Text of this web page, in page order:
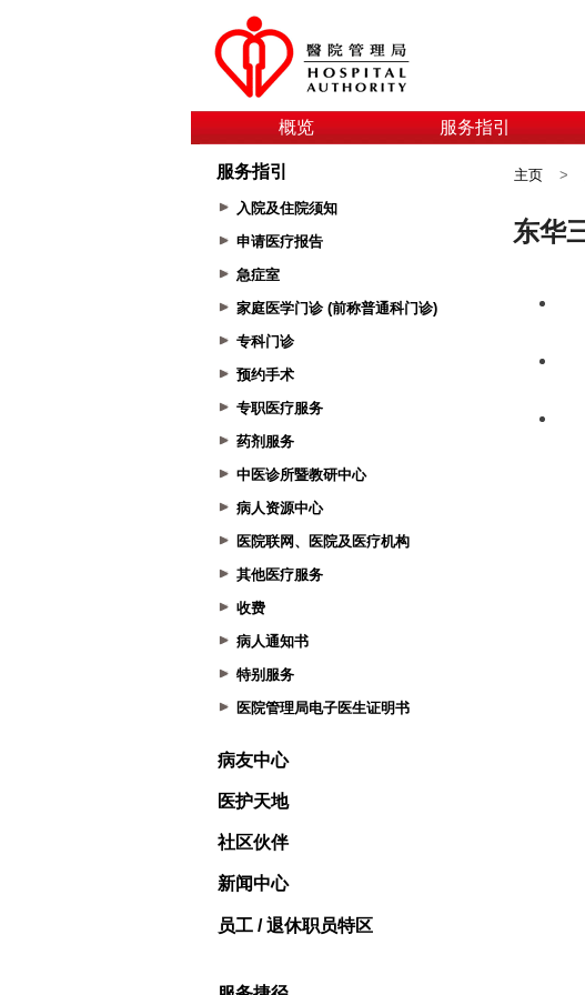
概览 服务指引
服务指引
入院及住院须知
申请医疗报告
急症室
家庭医学门诊 (前称普通科门诊)
专科门诊
预约手术
专职医疗服务
药剂服务
中医诊所暨教研中心
病人资源中心
医院联网、医院及医疗机构
其他医疗服务
收费
病人通知书
特别服务
医院管理局电子医生证明书
病友中心
医护天地
社区伙伴
新闻中心
员工 / 退休职员特区
主页 >